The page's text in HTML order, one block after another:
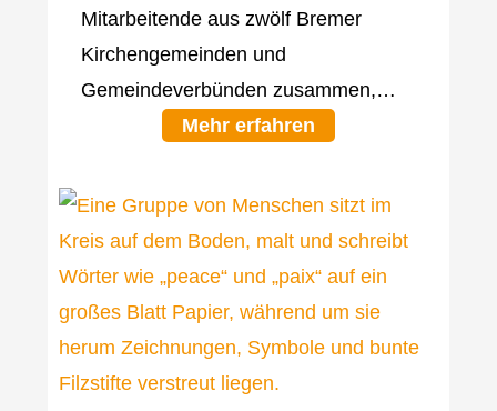
Mitarbeitende aus zwölf Bremer
Kirchengemeinden und
Gemeindeverbünden zusammen,…
Mehr erfahren